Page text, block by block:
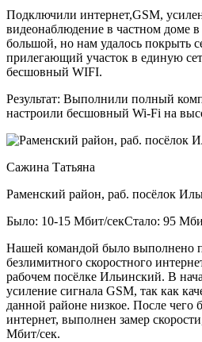
Подключили интернет,GSM,
видеонаблюдение в частном
большой, но нам удалось покрыть
прилегающий участок в единую
бесшовный WIFI.
Результат: Выполнили полный
настроили бесшовный Wi-Fi на
Сажина Татьяна
Раменский район, раб. посёлок
Было: 10-15 Мбит/секСтало: 95
Нашей командой было выполнено
безлимитного скоростного
рабочем посёлке Ильинский. В
усиление сигнала GSM, так как
данной районе низкое. После чего
интернет, выполнен замер
Мбит/сек.